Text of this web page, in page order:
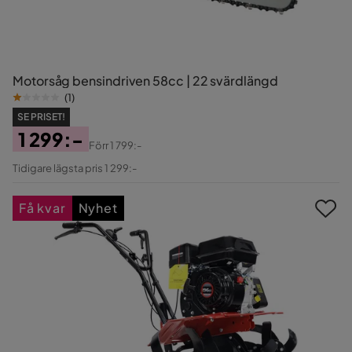
Motorsåg bensindriven 58cc | 22 svärdlängd
(1)
SE PRISET!
Pris
1 299:-
Original
Förr1 799:-
Tidigare lägsta pris 1 299:-
Få kvar Nyhet